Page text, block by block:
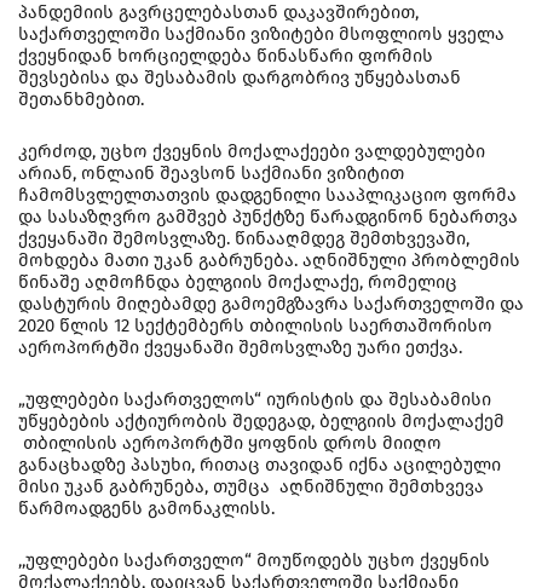
პანდემიის გავრცელებასთან დაკავშირებით,
საქართველოში საქმიანი ვიზიტები მსოფლიოს ყველა
ქვეყნიდან ხორციელდება წინასწარი ფორმის
შევსებისა და შესაბამის დარგობრივ უწყებასთან
შეთანხმებით.
კერძოდ, უცხო ქვეყნის მოქალაქეები ვალდებულები
არიან, ონლაინ შეავსონ საქმიანი ვიზიტით
ჩამომსვლელთათვის დადგენილი სააპლიკაციო ფორმა
და სასაზღვრო გამშვებ პუნქტზე წარადგინონ ნებართვა
ქვეყანაში შემოსვლაზე. წინააღმდეგ შემთხვევაში,
მოხდება მათი უკან გაბრუნება. აღნიშნული პრობლემის
წინაშე აღმოჩნდა ბელგიის მოქალაქე, რომელიც
დასტურის მიღებამდე გამოემგზავრა საქართველოში და
2020 წლის 12 სექტემბერს თბილისის საერთაშორისო
აეროპორტში ქვეყანაში შემოსვლაზე უარი ეთქვა.
„უფლებები საქართველოს“ იურისტის და შესაბამისი
უწყებების აქტიურობის შედეგად, ბელგიის მოქალაქემ
თბილისის აეროპორტში ყოფნის დროს მიიღო
განაცხადზე პასუხი, რითაც თავიდან იქნა აცილებული
მისი უკან გაბრუნება, თუმცა აღნიშნული შემთხვევა
წარმოადგენს გამონაკლისს.
,,უფლებები საქართველო“ მოუწოდებს უცხო ქვეყნის
მოქალაქეებს, დაიცვან საქართველოში საქმიანი